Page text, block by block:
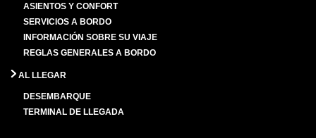
ASIENTOS Y CONFORT
SERVICIOS A BORDO
INFORMACIÓN SOBRE SU VIAJE
REGLAS GENERALES A BORDO
AL LLEGAR
DESEMBARQUE
TERMINAL DE LLEGADA